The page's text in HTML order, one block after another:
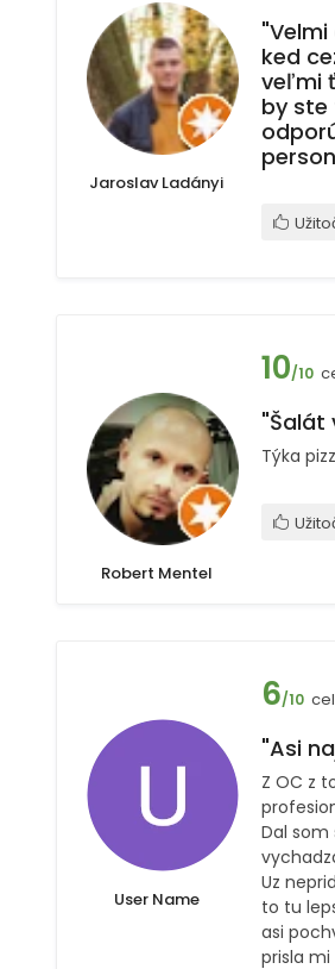
Jaroslav Ladányi
ked
veľmi
by ste
Robert Mentel
10/10
"Šalát
Týka
User Name
6/10
"Asi
Z OC z
Dal som
Uz
to tu
asi
prisla